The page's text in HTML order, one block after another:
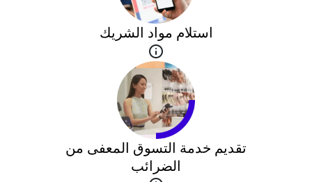
استلام مواد الشريك
تقديم خدمة التسوق المعفى من
الضرائب